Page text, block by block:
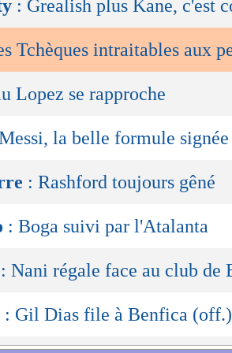
: Grealish plus Kane, c'est
Tchèques intraitables aux
Lopez se rapproche
la belle formule
: Rashford toujours gêné
: Boga suivi par l'Atalanta
: Nani régale face au club de
: Gil Dias file à Benfica (off.)